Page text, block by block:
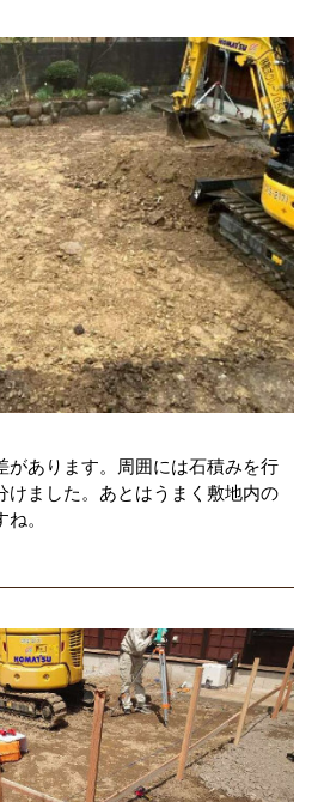
があります。周囲には石積みを行
けました。あとはうまく敷地内の
。